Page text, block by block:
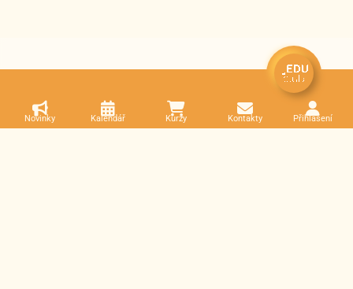
Novinky Kalendář Kurzy Kontakty Přihlášení